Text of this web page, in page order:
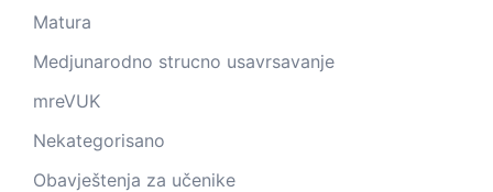
Matura
Medjunarodno strucno usavrsavanje
mreVUK
Nekategorisano
Obavještenja za učenike